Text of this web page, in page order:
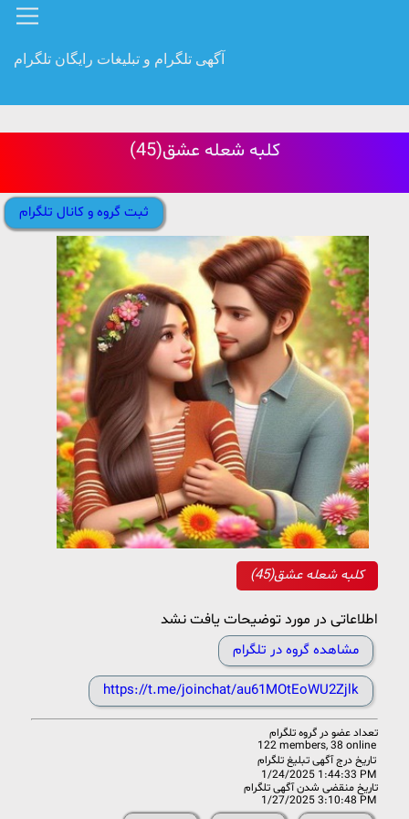
آگهی تلگرام و تبلیغات رایگان تلگرام
کلبه شعله عشق(45)
ثبت گروه و کانال تلگرام
کلبه شعله عشق(45)
اطلاعاتی در مورد توضیحات یافت نشد
مشاهده گروه در تلگرام
https://t.me/joinchat/au61MOtEoWU2Zjlk
تعداد عضو در گروه تلگرام
122 members, 38 online
تاریخ درج آگهی تبلیغ تلگرام
1/24/2025 1:44:33 PM
تاریخ منقضی شدن آگهی تلگرام
1/27/2025 3:10:48 PM